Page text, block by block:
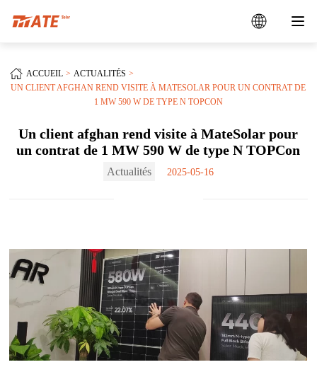
ACCUEIL
ACTUALITÉS
UN CLIENT AFGHAN REND VISITE À MATESOLAR POUR UN CONTRAT DE
1 MW 590 W DE TYPE N TOPCON
Un client afghan rend visite à MateSolar pour
un contrat de 1 MW 590 W de type N TOPCon
Actualités 2025-05-16